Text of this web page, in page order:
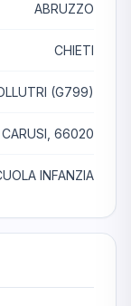
ABRUZZO
CHIETI
(G799)
66020
INFANZIA